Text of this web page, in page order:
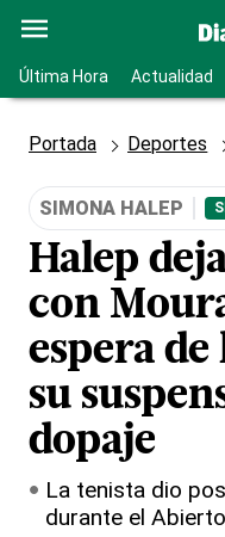
Última Hora Actualidad
Portada Deportes
SIMONA HALEP
Halep
con
espera de
su
dopaje
La tenista dio
durante el